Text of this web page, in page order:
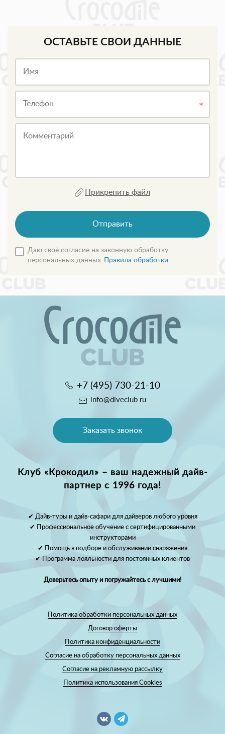
ОСТАВЬТЕ СВОИ ДАННЫЕ
Имя
Телефон
Комментарий
Прикрепить файл
Отправить
Даю своё согласие на законную обработку
персональных данных.
Правила обработки
+7 (495) 730-21-10
info@diveclub.ru
Заказать звонок
Клуб «Крокодил» – ваш надежный дайв-
партнер с 1996 года!
✔ Дайв-туры и дайв-сафари для дайверов любого уровня
✔ Профессиональное обучение с сертифицированными
инструкторами
✔ Помощь в подборе и обслуживании снаряжения
✔ Программа лояльности для постоянных клиентов
Доверьтесь опыту и погружайтесь с лучшими!
Политика обработки персональных данных
Договор оферты
Политика конфиденциальности
Согласие на обработку персональных данных
Согласие на рекламную рассылку
Политика использования Cookies